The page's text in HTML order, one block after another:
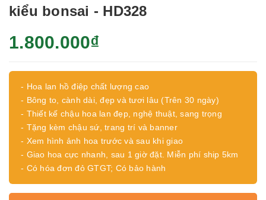
kiểu bonsai - HD328
1.800.000₫
- Hoa lan hồ điệp chất lượng cao
- Bông to, cành dài, đẹp và tươi lâu (Trên 30 ngày)
- Thiết kế chậu hoa lan đẹp, nghệ thuật, sang trọng
- Tặng kèm chậu sứ, trang trí và banner
- Xem hình ảnh hoa trước và sau khi giao
- Giao hoa cực nhanh, sau 1 giờ đặt. Miễn phí ship 5km
- Có hóa đơn đỏ GTGT; Có bảo hành